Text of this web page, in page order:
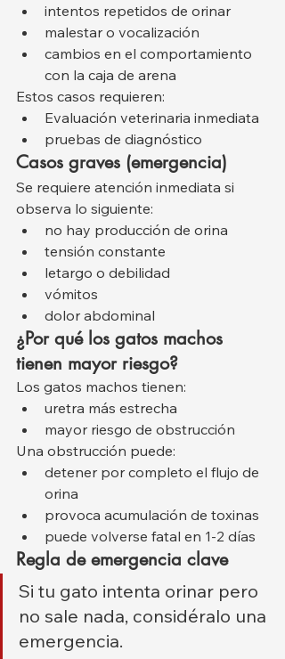
intentos repetidos de orinar
malestar o vocalización
cambios en el comportamiento
con la caja de arena
Estos casos requieren:
Evaluación veterinaria inmediata
pruebas de diagnóstico
Casos graves (emergencia)
Se requiere atención inmediata si
observa lo siguiente:
no hay producción de orina
tensión constante
letargo o debilidad
vómitos
dolor abdominal
¿Por qué los gatos machos
tienen mayor riesgo?
Los gatos machos tienen:
uretra más estrecha
mayor riesgo de obstrucción
Una obstrucción puede:
detener por completo el flujo de
orina
provoca acumulación de toxinas
puede volverse fatal en 1-2 días
Regla de emergencia clave
Si tu gato intenta orinar pero
no sale nada, considéralo una
emergencia.